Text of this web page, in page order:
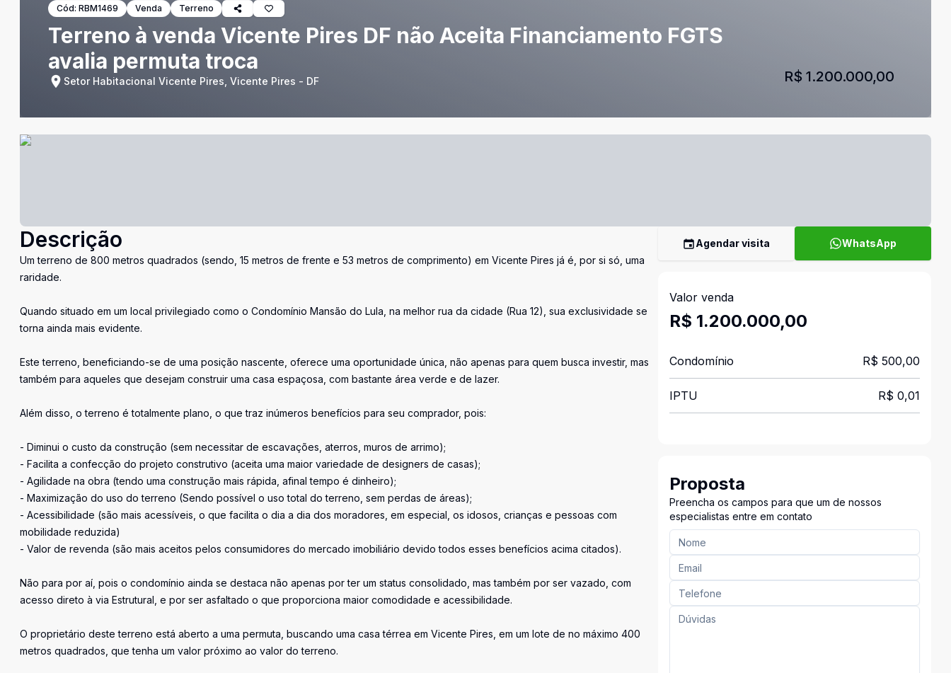
Cód: RBM1469 Venda Terreno
Terreno à venda Vicente Pires DF não Aceita Financiamento FGTS
avalia permuta troca
Setor Habitacional Vicente Pires, Vicente Pires - DF R$ 1.200.000,00
Descrição
Um terreno de 800 metros quadrados (sendo, 15 metros de frente e 53 metros de comprimento) em Vicente Pires já é, por si só, uma
raridade.
Quando situado em um local privilegiado como o Condomínio Mansão do Lula, na melhor rua da cidade (Rua 12), sua exclusividade se
torna ainda mais evidente.
Este terreno, beneficiando-se de uma posição nascente, oferece uma oportunidade única, não apenas para quem busca investir, mas
também para aqueles que desejam construir uma casa espaçosa, com bastante área verde e de lazer.
Além disso, o terreno é totalmente plano, o que traz inúmeros benefícios para seu comprador, pois:
- Diminui o custo da construção (sem necessitar de escavações, aterros, muros de arrimo);
- Facilita a confecção do projeto construtivo (aceita uma maior variedade de designers de casas);
- Agilidade na obra (tendo uma construção mais rápida, afinal tempo é dinheiro);
- Maximização do uso do terreno (Sendo possível o uso total do terreno, sem perdas de áreas);
- Acessibilidade (são mais acessíveis, o que facilita o dia a dia dos moradores, em especial, os idosos, crianças e pessoas com
mobilidade reduzida)
- Valor de revenda (são mais aceitos pelos consumidores do mercado imobiliário devido todos esses benefícios acima citados).
Não para por aí, pois o condomínio ainda se destaca não apenas por ter um status consolidado, mas também por ser vazado, com
acesso direto à via Estrutural, e por ser asfaltado o que proporciona maior comodidade e acessibilidade.
O proprietário deste terreno está aberto a uma permuta, buscando uma casa térrea em Vicente Pires, em um lote de no máximo 400
metros quadrados, que tenha um valor próximo ao valor do terreno.
Agendar visita WhatsApp
Valor venda
R$ 1.200.000,00
Condomínio R$ 500,00
IPTU R$ 0,01
Proposta
Preencha os campos para que um de nossos
especialistas entre em contato